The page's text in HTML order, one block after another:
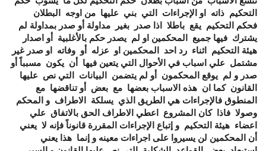
التحكيم ذاته او الإجراءات التي بني عليها من اوجه البطلان
فحكم التحكيم يقع باطلا اذا صدر بغير مداولة أو صدر بمداولة لم
يشترك فيها جميع المحكمين او لم يصدر حكم بالأغلبية أو اصدار
هيئة التحكيم اثناء رد احد المحكمين او عزله أو وفاته او صدر غير
مشتمل علي اسباب في الأحوال التي يتعين فيها أن يكون مسبباً أو
صدر و لم يوقع المحكمون أو لم يتضمن البيانات التي نص عليها
القانون كما ان هذه الاسباب بعضها مع بعض أو تناقضها مع
المنطوق فالإجراءات هي الطريق الذي يسلكة الاطراف و المحكم
وصولا فاذا كان المشروع اعطي الاطراف الحق بالاتفاق علي
اعضاء هيئة التحكيم و إتباع الإجراءات المقررة قانوناً فإنه لا يعني
أن المحكمين لن يسيروا على اجراءات معينه و إنما هذا يعني